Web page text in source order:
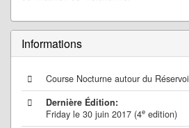
Informations
Course Nocturne autour du
Dernière Édition:
Friday le 30 juin 2017 (4e edition)